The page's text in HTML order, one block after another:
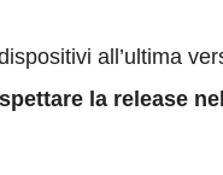
all’ultima
la release